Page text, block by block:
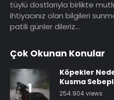
tüylü dostlarıyla birlikte
ihtiyacınız olan bilgileri
patili günler dileriz…
Çok Okunan Konular
1
Köpekler
Kusma
254.904 views